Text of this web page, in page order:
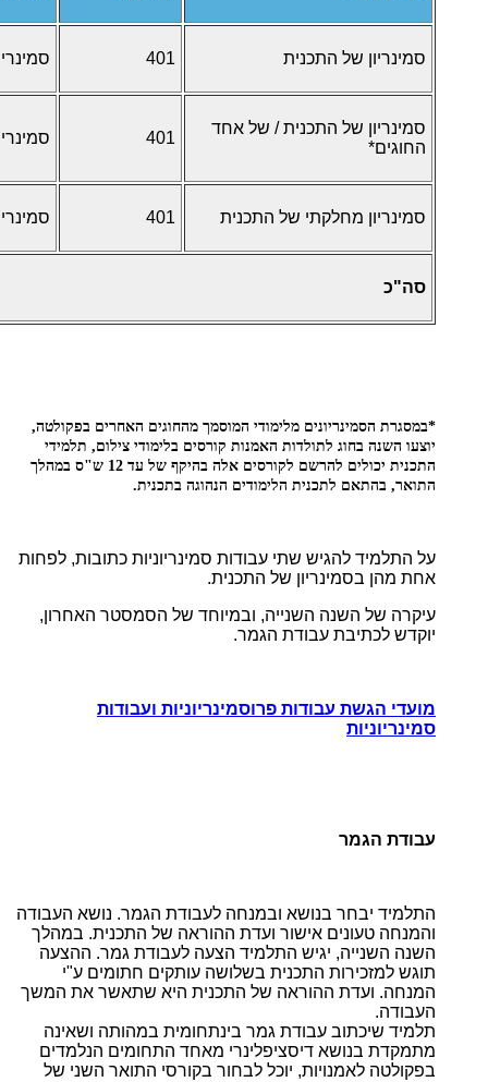
סמינריון של התכנית 401
סמינריון של התכנית / של אחד
החוגים*
401
סמינריון מחלקתי של התכנית 401
סה"כ
*במסגרת הסמינריונים מלימודי המוסמך מהחוגים האחרים בפקולטה,
יוצעו השנה בחוג לתולדות האמנות קורסים בלימודי צילום, תלמידי
התכנית יכולים להרשם לקורסים אלה בהיקף של עד 12 ש"ס במהלך
התואר, בהתאם לתכנית הלימודים הנהוגה בתכנית.
על התלמיד להגיש שתי עבודות סמינריוניות כתובות, לפחות
אחת מהן בסמינריון של התכנית.
עיקרה של השנה השנייה, ובמיוחד של הסמסטר האחרון,
יוקדש לכתיבת עבודת הגמר.
מועדי הגשת עבודות פרוסמינריוניות ועבודות
סמינריוניות
עבודת הגמר
התלמיד יבחר בנושא ובמנחה לעבודת הגמר. נושא העבודה
והמנחה טעונים אישור ועדת ההוראה של התכנית. במהלך
השנה השנייה, יגיש התלמיד הצעה לעבודת גמר. ההצעה
תוגש למזכירות התכנית בשלושה עותקים חתומים ע"י
המנחה. ועדת ההוראה של התכנית היא שתאשר את המשך
העבודה.
תלמיד שיכתוב עבודת גמר בינתחומית במהותה ושאינה
מתמקדת בנושא דיסציפלינרי מאחד התחומים הנלמדים
בפקולטה לאמנויות, יוכל לבחור בקורסי התואר השני של